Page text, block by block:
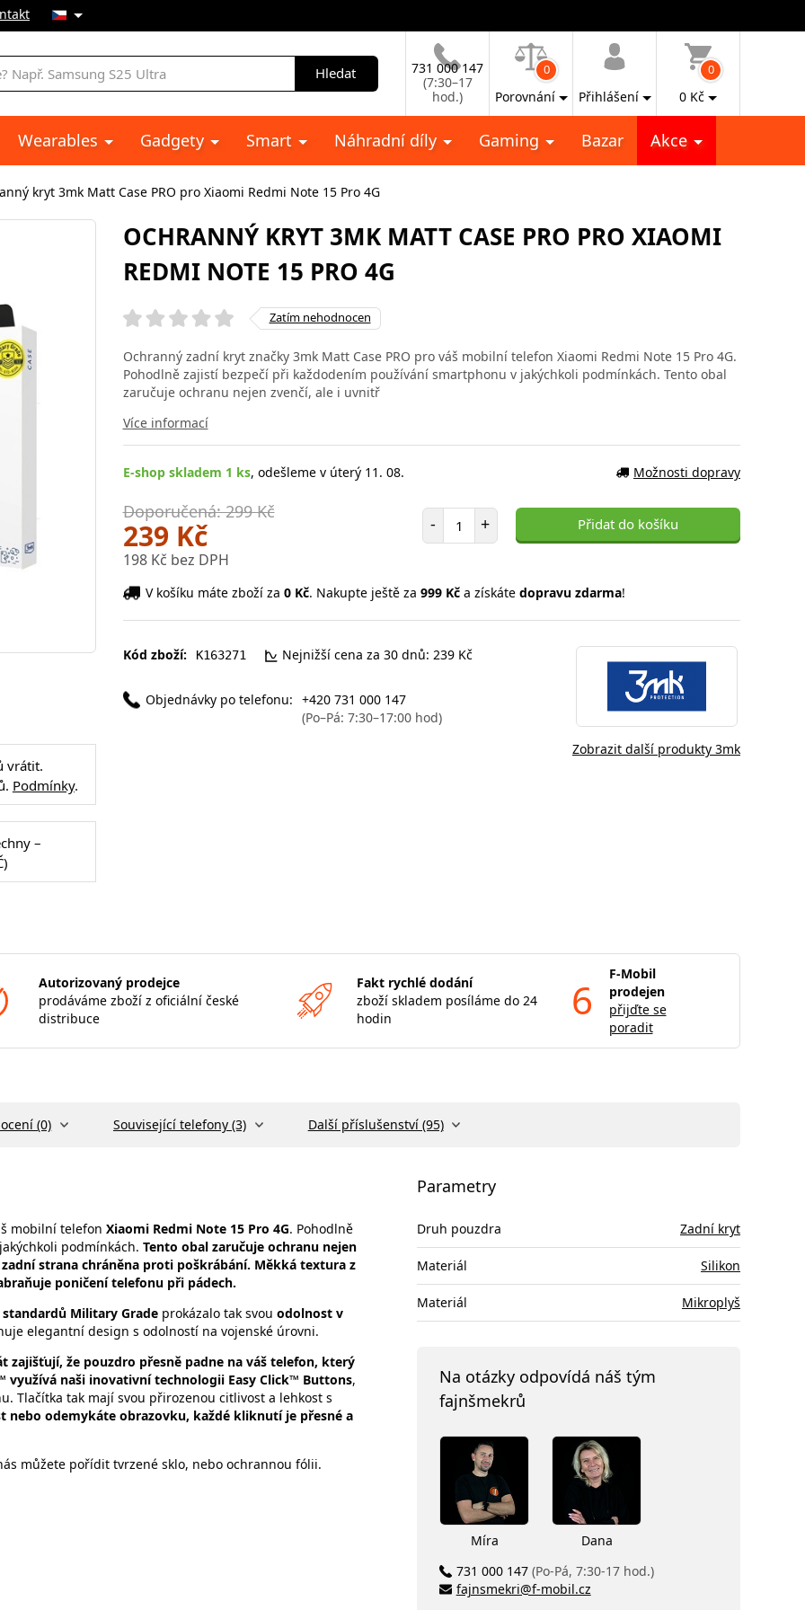
Hledat
731 000 147
(7:30–17
hod.)
0
Porovnání Přihlášení
0
0 Kč
Wearables Gadgety Smart Náhradní díly Gaming Bazar Akce
kryt 3mk Matt Case PRO pro Xiaomi Redmi Note 15 Pro 4G
vrátit.
Podmínky.
–
OCHRANNÝ KRYT 3MK MATT CASE PRO PRO XIAOMI
REDMI NOTE 15 PRO 4G
Zatím nehodnocen
Ochranný zadní kryt značky 3mk Matt Case PRO pro váš mobilní telefon Xiaomi Redmi Note 15 Pro 4G.
Pohodlně zajistí bezpečí při každodením používání smartphonu v jakýchkoli podmínkách. Tento obal
zaručuje ochranu nejen zvenčí, ale i uvnitř
Více informací
E-shop skladem 1 ks, odešleme v úterý 11. 08. Možnosti dopravy
Doporučená: 299 Kč
239 Kč
198 Kč bez DPH
- Počet položek
+ Přidat do košíku
V košíku máte zboží za 0 Kč. Nakupte ještě za 999 Kča získáte dopravu zdarma!
Kód zboží: K163271 Nejnižší cena za 30 dnů: 239 Kč
Objednávky po telefonu: +420 731 000 147
(Po–Pá: 7:30–17:00 hod)
Zobrazit další produkty 3mk
Autorizovaný prodejce
prodáváme zboží z oficiální české
distribuce
Fakt rychlé dodání
zboží skladem posíláme do 24
hodin
6
F-Mobil
prodejen
přijďte se
poradit
(0) Související telefony (3) Další příslušenství (95)
mobilní telefon Xiaomi Redmi Note 15 Pro 4G. Pohodlně
podmínkách. Tento obal zaručuje ochranu nejen
strana chráněna proti poškrábání. Měkká textura z
poničení telefonu při pádech.
Military Grade prokázalo tak svou odolnost v
elegantní design s odolností na vojenské úrovni.
že pouzdro přesně padne na váš telefon, který
využívá naši inovativní technologii Easy Click™ Buttons,
Tlačítka tak mají svou přirozenou citlivost a lehkost s
nebo odemykáte obrazovku, každé kliknutí je přesné a
můžete pořídit tvrzené sklo, nebo ochrannou fólii.
Parametry
Druh pouzdra Zadní kryt
Materiál Silikon
Materiál Mikroplyš
Na otázky odpovídá náš tým
fajnšmekrů
Míra
Dana
731 000 147 (Po-Pá, 7:30-17 hod.)
fajnsmekri@f-mobil.cz